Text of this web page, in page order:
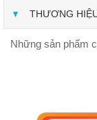
THƯƠNG
Những sản phẩm